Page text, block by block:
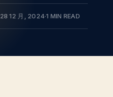
28 12 月, 2024·1 MIN READ